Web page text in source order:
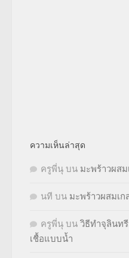
ความเห็นล่าสุด
ครูพี่นุ บน มะพร้าวผสม
นที บน มะพร้าวผสมเก
ครูพี่นุ บน วิธีทำจุลินท
เชื้อแบบน้ำ